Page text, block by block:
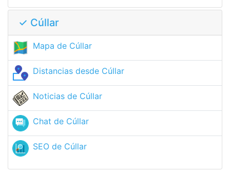
✓ Cúllar
Mapa de Cúllar
Distancias desde Cúllar
Noticias de Cúllar
Chat de Cúllar
SEO de Cúllar